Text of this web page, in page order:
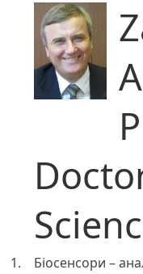
1. Біосенсори –